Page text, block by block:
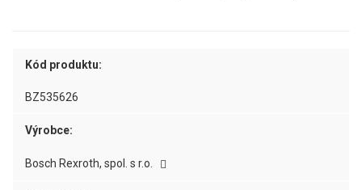
Kód produktu:
BZ535626
Výrobce:
Bosch Rexroth, spol. s r.o.